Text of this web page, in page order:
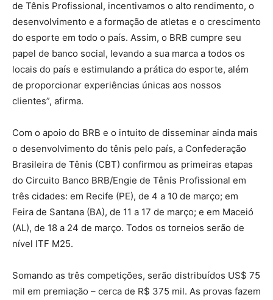
de Tênis Profissional, incentivamos o alto rendimento, o
desenvolvimento e a formação de atletas e o crescimento
do esporte em todo o país. Assim, o BRB cumpre seu
papel de banco social, levando a sua marca a todos os
locais do país e estimulando a prática do esporte, além
de proporcionar experiências únicas aos nossos
clientes”, afirma.
Com o apoio do BRB e o intuito de disseminar ainda mais
o desenvolvimento do tênis pelo país, a Confederação
Brasileira de Tênis (CBT) confirmou as primeiras etapas
do Circuito Banco BRB/Engie de Tênis Profissional em
três cidades: em Recife (PE), de 4 a 10 de março; em
Feira de Santana (BA), de 11 a 17 de março; e em Maceió
(AL), de 18 a 24 de março. Todos os torneios serão de
nível ITF M25.
Somando as três competições, serão distribuídos US$ 75
mil em premiação – cerca de R$ 375 mil. As provas fazem